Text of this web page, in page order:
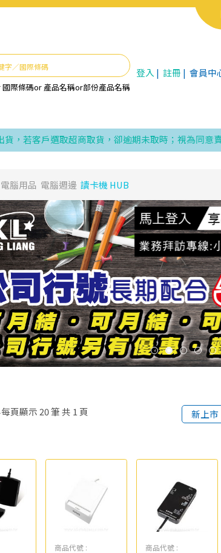
國際條碼or 產品名稱or部份產品名稱
登入 | 註冊 | 會員中
戶選取超商取貨，卻逾期未取時；視為同意賣方全
電腦用品 電腦週邊 讀卡機 HUB
頁顯示 20筆 共 1頁 新上市
商品代號 :
商品代號 :